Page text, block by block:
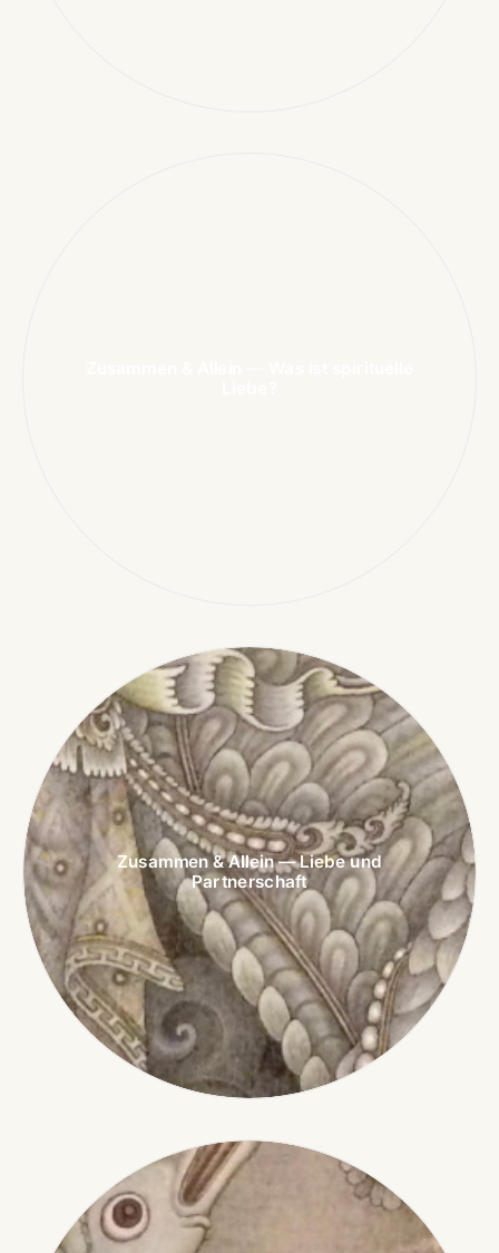
Zusammen & Allein — Liebe und
Partnerschaft